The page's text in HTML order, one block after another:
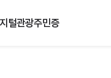
털관광주민증